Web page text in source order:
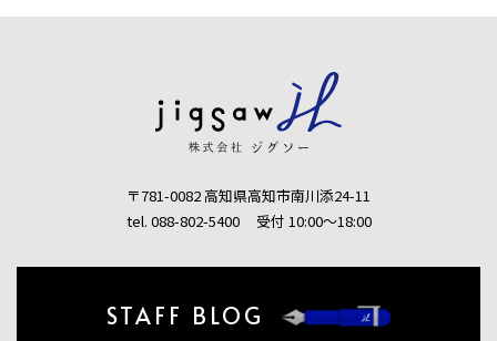
〒781-0082 高知県高知市南川添24-11
tel. 088-802-5400
受付 10:00〜18:00
STAFF BLOG